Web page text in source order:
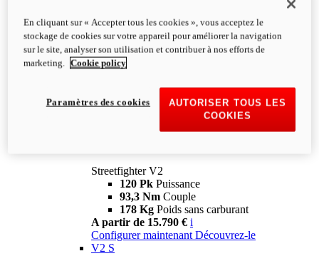
Streetfighter V2
120 Pk Puissance
93,3 Nm Couple
178 Kg Poids sans carburant
A partir de 15.790 € i
Configurer maintenant Découvrez-le
V2 S
En cliquant sur « Accepter tous les cookies », vous acceptez le
stockage de cookies sur votre appareil pour améliorer la navigation
sur le site, analyser son utilisation et contribuer à nos efforts de
marketing.
Cookie policy
AUTORISER TOUS LES
COOKIES
Paramètres des cookies